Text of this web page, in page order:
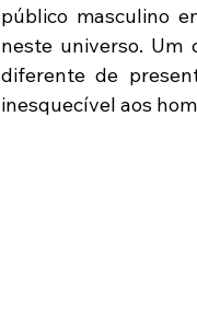
público masculino
neste universo. Um
diferente de
inesquecível aos